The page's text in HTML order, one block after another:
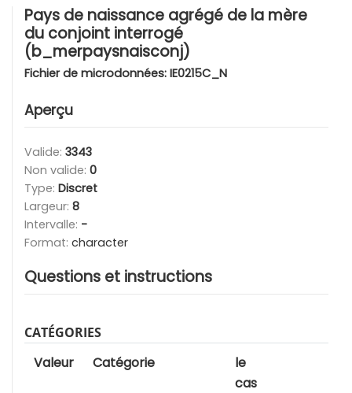
Pays de naissance agrégé de la mère
du conjoint interrogé
(b_merpaysnaisconj)
Fichier de microdonnées: IE0215C_N
Aperçu
Valide: 3343
Non valide: 0
Type: Discret
Largeur: 8
Intervalle: -
Format: character
Questions et instructions
CATÉGORIES
Valeur Catégorie
le
cas